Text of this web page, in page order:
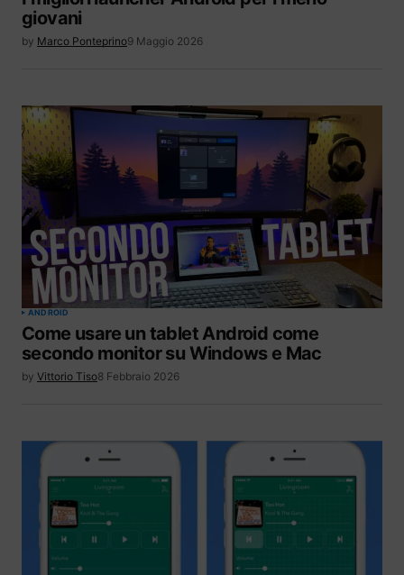
giovani
by Marco Ponteprino9 Maggio 2026
ANDROID
Come usare un tablet Android come
secondo monitor su Windows e Mac
by Vittorio Tiso8 Febbraio 2026